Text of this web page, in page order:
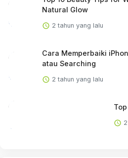
Natural Glow
2 tahun yang lalu
Cara Memperbaiki
atau Searching
2 tahun yang lalu